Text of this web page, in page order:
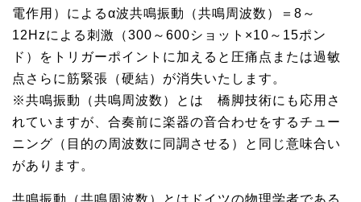
電作用）によるα波共鳴振動（共鳴周波数）＝8～
12Hzによる刺激（300～600ショット×10～15ポン
ド）をトリガーポイントに加えると圧痛点または過敏
点さらに筋緊張（硬結）が消失いたします。
※共鳴振動（共鳴周波数）とは 橋脚技術にも応用さ
れていますが、合奏前に楽器の音合わせをするチュー
ニング（目的の周波数に同調させる）と同じ意味合い
があります。